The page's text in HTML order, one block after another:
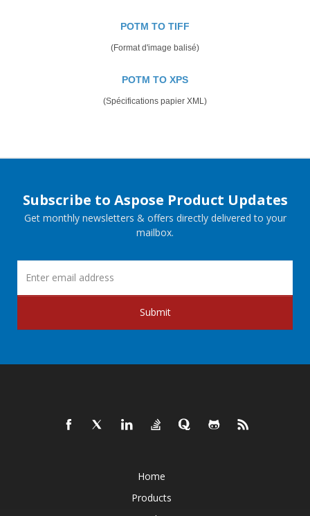
POTM TO TIFF
(Format d'image balisé)
POTM TO XPS
(Spécifications papier XML)
Subscribe to Aspose Product Updates
Get monthly newsletters & offers directly delivered to your
mailbox.
Submit
Home
Products